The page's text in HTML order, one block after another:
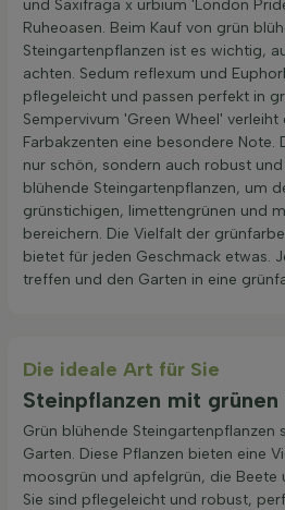
und Saxifraga x urbium 'London
Ruheoasen. Beim Kauf von grün
Steingartenpflanzen ist es wichtig,
achten. Sedum reflexum und
pflegeleicht und passen perfekt in
Sempervivum 'Green Wheel'
Farbakzenten eine besondere Note.
nur schön, sondern auch robust
blühende Steingartenpflanzen, um
grünstichigen, limettengrünen und
bereichern. Die Vielfalt der
bietet für jeden Geschmack etwas.
treffen und den Garten in eine
Die ideale Art für Sie
Steinpflanzen mit grünen
Grün blühende Steingartenpflanzen
Garten. Diese Pflanzen bieten eine
moosgrün und apfelgrün, die Beete
Sie sind pflegeleicht und robust,